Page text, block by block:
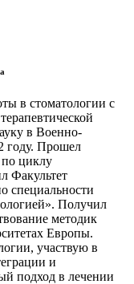
в стоматологии с
в Военно-
году. Прошел
по циклу
Факультет
специальности
Получил
методик
Европы.
участвую в
и
подход в лечении